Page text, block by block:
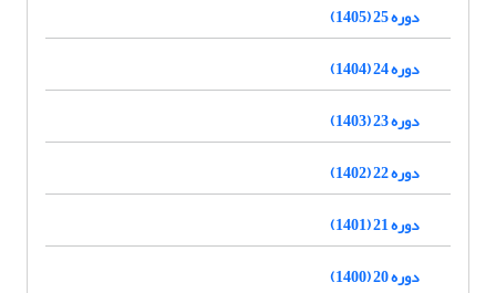
دوره 25 (1405)
دوره 24 (1404)
دوره 23 (1403)
دوره 22 (1402)
دوره 21 (1401)
دوره 20 (1400)